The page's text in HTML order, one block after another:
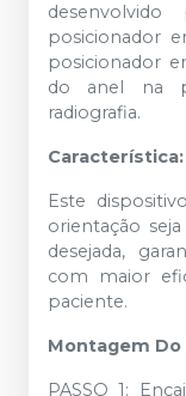
posicionador
posicionador
do anel na
radiografia.
Característica:
Este
orientação
desejada,
com maior
paciente.
Montagem
PASSO 1: